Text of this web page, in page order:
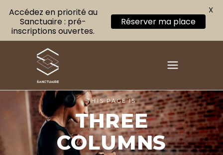
THIS PAGE IS
THREE
COLUMNS
Accédez en priorité au
Sanctuaire : pré-
inscriptions ouvertes.
Réserver ma place
X